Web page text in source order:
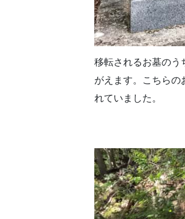
移転されるお墓のう
がえます。こちらの
れていました。